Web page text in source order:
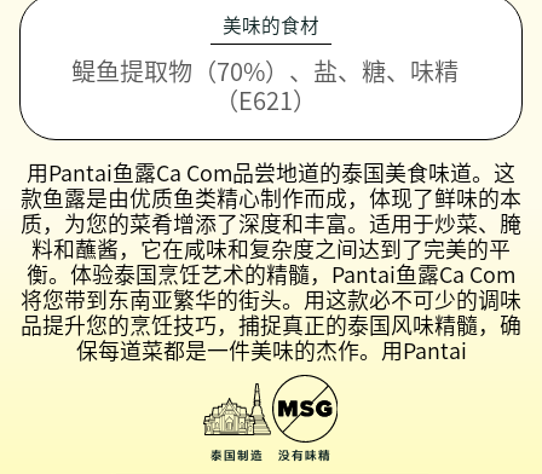
用Pantai鱼露Ca Com品尝地道的泰国美食味道。这
款鱼露是由优质鱼类精心制作而成，体现了鲜味的本
质，为您的菜肴增添了深度和丰富。适用于炒菜、腌
料和蘸酱，它在咸味和复杂度之间达到了完美的平
衡。体验泰国烹饪艺术的精髓，Pantai鱼露Ca Com
将您带到东南亚繁华的街头。用这款必不可少的调味
品提升您的烹饪技巧，捕捉真正的泰国风味精髓，确
保每道菜都是一件美味的杰作。用Pantai
泰国制造 没有味精
美味的食材
鳀鱼提取物（70%）、盐、糖、味精
（E621）